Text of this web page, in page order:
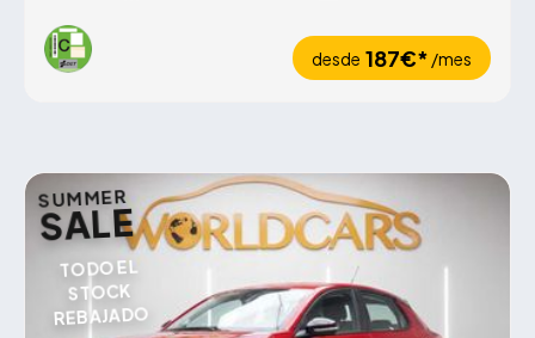
desde 187€* /mes
SUMMER
SALE
TODO EL
STOCK
REBAJADO